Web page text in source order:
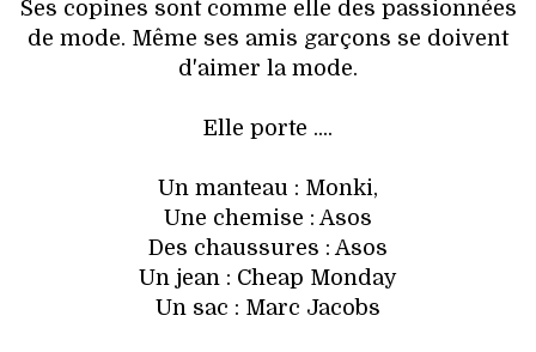
Ses copines sont comme elle des passionnées
de mode. Même ses amis garçons se doivent
d'aimer la mode.
Elle porte ....
Un manteau : Monki,
Une chemise : Asos
Des chaussures : Asos
Un jean : Cheap Monday
Un sac : Marc Jacobs